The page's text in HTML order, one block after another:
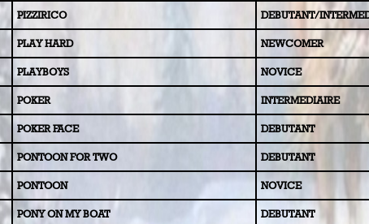
PIZZIRICO DEBUTANT/
PLAY HARD NEWCOMER
PLAYBOYS NOVICE
POKER INTERMEDIAIRE
POKER FACE DEBUTANT
PONTOON FOR TWO DEBUTANT
PONTOON NOVICE
PONY ON MY BOAT DEBUTANT